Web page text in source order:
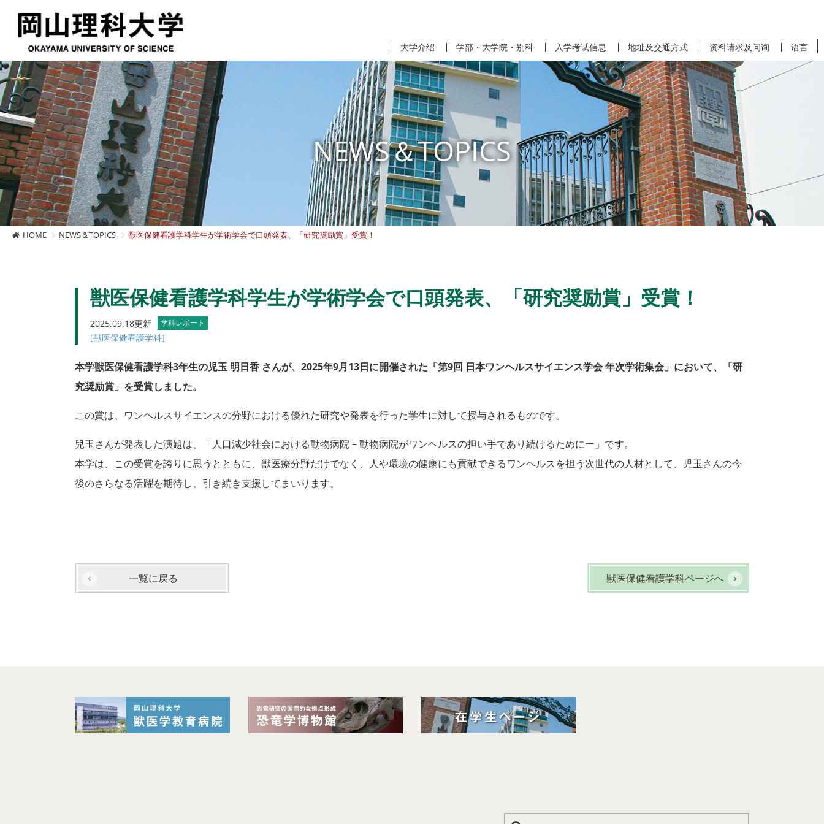
大学介绍 学部・大学院・别科 入学考试信息 地址及交通方式 资料请求及问询 语言
NEWS＆TOPICS
HOME NEWS＆TOPICS 獣医保健看護学科学生が学術学会で口頭発表、「研究奨励賞」受賞！
獣医保健看護学科学生が学術学会で口頭発表、「研究奨励賞」受賞！
2025.09.18更新 学科レポート
[獣医保健看護学科]
本学獣医保健看護学科3年生の児玉 明日香 さんが、 2025年9月13日に開催された「第9回 日本ワンヘルスサイエンス学会 年次学術集会」において、「研
究奨励賞」を受賞しました。
この賞は、ワンヘルスサイエンスの分野における優れた研究や発表を行った学生に対して授与されるものです。
兒玉さんが発表した演題は、「人口減少社会における動物病院－動物病院がワンヘルスの担い手であり続けるためにー」です。
本学は、この受賞を誇りに思うとともに、獣医療分野だけでなく、人や環境の健康にも貢献できるワンヘルスを担う次世代の人材として、児玉さんの今
後のさらなる活躍を期待し、引き続き支援してまいります。
獣医保健看護学科ページへ
一覧に戻る